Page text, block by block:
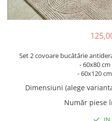
Electrocasnice
Cântare electronice
Set 2 covoare bucătărie
- 60x80
- 60x120
Dimensiuni (alege
Număr piese